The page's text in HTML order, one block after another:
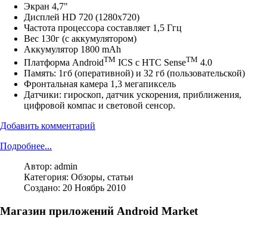
Экран 4,7"
Дисплей HD 720 (1280x720)
Частота процессора составляет 1,5 Ггц
Вес 130г (с аккумулятором)
Аккумулятор 1800 mAh
Платформа AndroidTM ICS с HTC SenseTM 4.0
Память: 1гб (оперативной) и 32 гб (пользовательской)
Фронтальная камера 1,3 мегапиксель
Датчики: гироскоп, датчик ускорения, приближения,
цифровой компас и световой сенсор.
Добавить комментарий
Подробнее...
Автор: admin
Категория: Обзоры, статьи
Создано: 20 Ноябрь 2010
Магазин приложений Android Market